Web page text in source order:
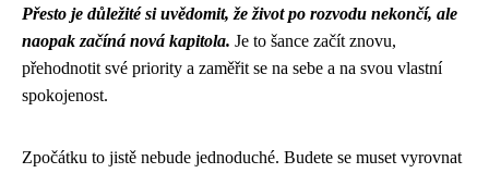
Přesto je důležité si uvědomit, že život po rozvodu nekončí, ale
naopak začíná nová kapitola. Je to šance začít znovu,
přehodnotit své priority a zaměřit se na sebe a na svou vlastní
spokojenost.
Zpočátku to jistě nebude jednoduché. Budete se muset vyrovnat